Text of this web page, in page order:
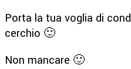
Porta la tua voglia di
cerchio 🙂
Non mancare 🙂